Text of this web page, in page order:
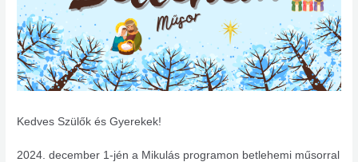
Kedves Szülők és Gyerekek!
2024. december 1-jén a Mikulás programon betlehemi műsorral